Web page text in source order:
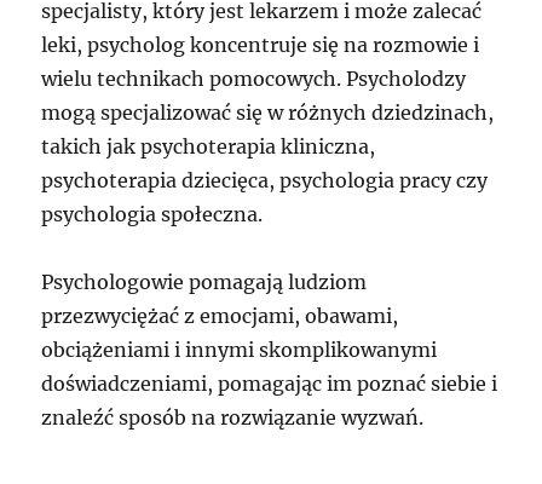
specjalisty, który jest lekarzem i może zalecać
leki, psycholog koncentruje się na rozmowie i
wielu technikach pomocowych. Psycholodzy
mogą specjalizować się w różnych dziedzinach,
takich jak psychoterapia kliniczna,
psychoterapia dziecięca, psychologia pracy czy
psychologia społeczna.
Psychologowie pomagają ludziom
przezwyciężać z emocjami, obawami,
obciążeniami i innymi skomplikowanymi
doświadczeniami, pomagając im poznać siebie i
znaleźć sposób na rozwiązanie wyzwań.